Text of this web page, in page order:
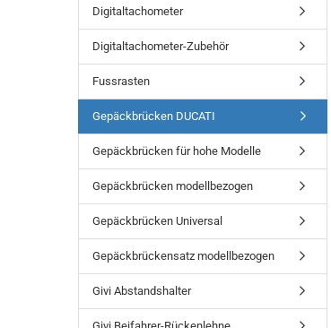
Digitaltachometer
Digitaltachometer-Zubehör
Fussrasten
Gepäckbrücken DUCATI
Gepäckbrücken für hohe Modelle
Gepäckbrücken modellbezogen
Gepäckbrücken Universal
Gepäckbrückensatz modellbezogen
Givi Abstandshalter